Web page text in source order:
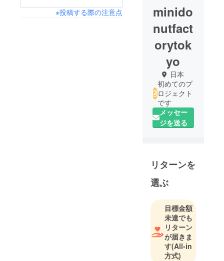
※投稿する際の注意点
minido
nutfact
orytok
yo
日本
初めてのプ
ロジェクト
です
メッセー
ジを送る
リターンを
選ぶ
目標金額
未達でも
リターン
が届きま
す(All-in
方式)